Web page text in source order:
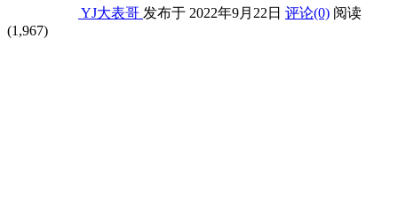
YJ大表哥 发布于 2022年9月22日 评论(0) 阅读
(1,967)